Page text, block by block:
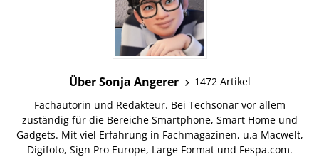
Über Sonja Angerer
1472 Artikel
Fachautorin und Redakteur. Bei Techsonar vor allem
zuständig für die Bereiche Smartphone, Smart Home und
Gadgets. Mit viel Erfahrung in Fachmagazinen, u.a Macwelt,
Digifoto, Sign Pro Europe, Large Format und Fespa.com.